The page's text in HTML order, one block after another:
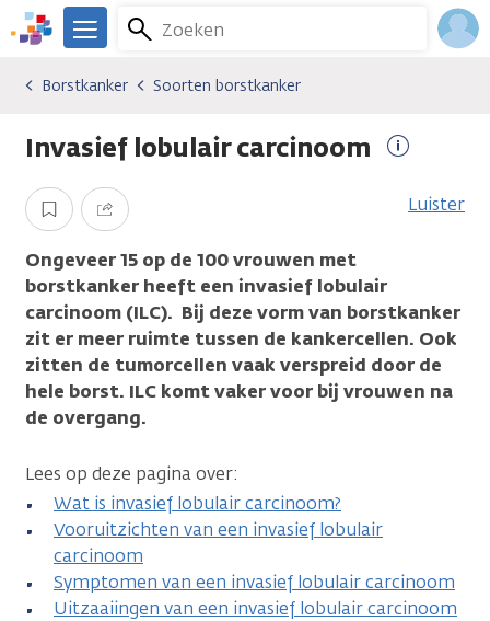
Overslaan
en
gaan
We
er
je.
Zoeken
Menu
Kankersoorten
Borstkanker
Soorten borstkanker
Borstkanker Soorten borstkanker
Invasief lobulair carcinoom
informatie
Opslaan Delen Luister
Ongeveer 15 op de 100 vrouwen met
borstkanker heeft een invasief lobulair
carcinoom (ILC). Bij deze vorm van borstkanker
zit er meer ruimte tussen de kankercellen. Ook
zitten de tumorcellen vaak verspreid door de
hele borst. ILC komt vaker voor bij vrouwen na
de overgang.
Lees op deze pagina over:
Wat is invasief lobulair carcinoom?
Vooruitzichten van een invasief lobulair
carcinoom
Symptomen van een invasief lobulair carcinoom
Uitzaaiingen van een invasief lobulair carcinoom